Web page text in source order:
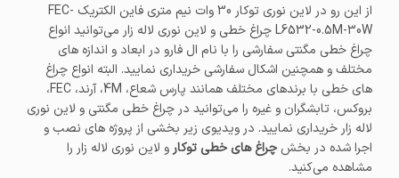
از این رو در لاین نوری توکار 30 وات نیم متری فاین الکتریک FEC-
L6532-0.5M-30W چراغ خطی و لاین نوری لاله زار می‌توانید انواع
چراغ خطی مگنتی سفارشی را با نام ال فارو در ابعاد و اندازه های
مختلف و همچنین اشکال سفارشی خریداری نمایید. البته انواع چراغ
های خطی با برندهای مختلف همانند پارس شعاع، 4M، آرند، FEC،
بروکس، تابشگران و غیره را می‌توانید در چراغ خطی مگنتی و لاین نوری
لاله زار خریداری نمایید. در ویدیوی زیر بخشی از پروژه های نصب و
اجرا شده در بخش چراغ های خطی توکار و لاین نوری لاله زار را
مشاهده می‌کنید.